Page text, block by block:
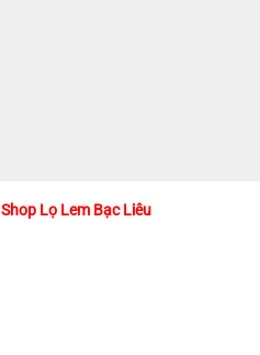
Shop Lọ Lem Bạc Liêu